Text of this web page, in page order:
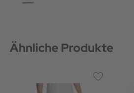
Ähnliche Produkte